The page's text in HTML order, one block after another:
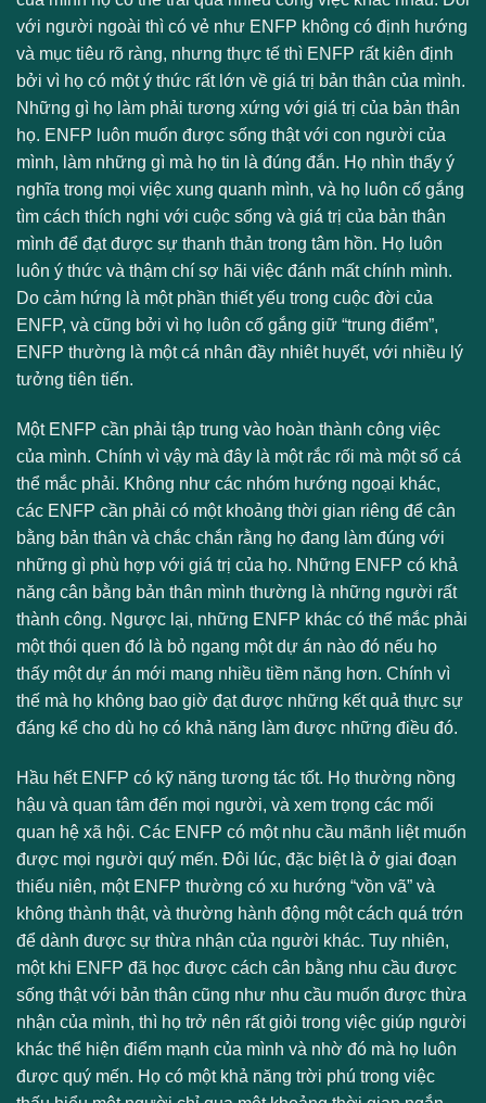
với người ngoài thì có vẻ như ENFP không có định hướng
và mục tiêu rõ ràng, nhưng thực tế thì ENFP rất kiên định
bởi vì họ có một ý thức rất lớn về giá trị bản thân của mình.
Những gì họ làm phải tương xứng với giá trị của bản thân
họ. ENFP luôn muốn được sống thật với con người của
mình, làm những gì mà họ tin là đúng đắn. Họ nhìn thấy ý
nghĩa trong mọi việc xung quanh mình, và họ luôn cố gắng
tìm cách thích nghi với cuộc sống và giá trị của bản thân
mình để đạt được sự thanh thản trong tâm hồn. Họ luôn
luôn ý thức và thậm chí sợ hãi việc đánh mất chính mình.
Do cảm hứng là một phần thiết yếu trong cuộc đời của
ENFP, và cũng bởi vì họ luôn cố gắng giữ “trung điểm”,
ENFP thường là một cá nhân đầy nhiêt huyết, với nhiều lý
tưởng tiên tiến.
Một ENFP cần phải tập trung vào hoàn thành công việc
của mình. Chính vì vậy mà đây là một rắc rối mà một số cá
thể mắc phải. Không như các nhóm hướng ngoại khác,
các ENFP cần phải có một khoảng thời gian riêng để cân
bằng bản thân và chắc chắn rằng họ đang làm đúng với
những gì phù hợp với giá trị của họ. Những ENFP có khả
năng cân bằng bản thân mình thường là những người rất
thành công. Ngược lại, những ENFP khác có thể mắc phải
một thói quen đó là bỏ ngang một dự án nào đó nếu họ
thấy một dự án mới mang nhiều tiềm năng hơn. Chính vì
thế mà họ không bao giờ đạt được những kết quả thực sự
đáng kể cho dù họ có khả năng làm được những điều đó.
Hầu hết ENFP có kỹ năng tương tác tốt. Họ thường nồng
hậu và quan tâm đến mọi người, và xem trọng các mối
quan hệ xã hội. Các ENFP có một nhu cầu mãnh liệt muốn
được mọi người quý mến. Đôi lúc, đặc biệt là ở giai đoạn
thiếu niên, một ENFP thường có xu hướng “vồn vã” và
không thành thật, và thường hành động một cách quá trớn
để dành được sự thừa nhận của người khác. Tuy nhiên,
một khi ENFP đã học được cách cân bằng nhu cầu được
sống thật với bản thân cũng như nhu cầu muốn được thừa
nhận của mình, thì họ trở nên rất giỏi trong việc giúp người
khác thể hiện điểm mạnh của mình và nhờ đó mà họ luôn
được quý mến. Họ có một khả năng trời phú trong việc